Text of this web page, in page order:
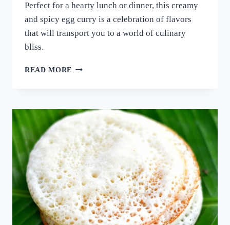
Perfect for a hearty lunch or dinner, this creamy
and spicy egg curry is a celebration of flavors
that will transport you to a world of culinary
bliss.
READ MORE നാവിൽ
ഈ
ചേരുവ
കൂടി
ചേർത്ത്
മുട്ട
കറി
ഉണ്ടാക്കി
നോക്കൂ;
10
മിനുട്ടിൽ
മുട്ട